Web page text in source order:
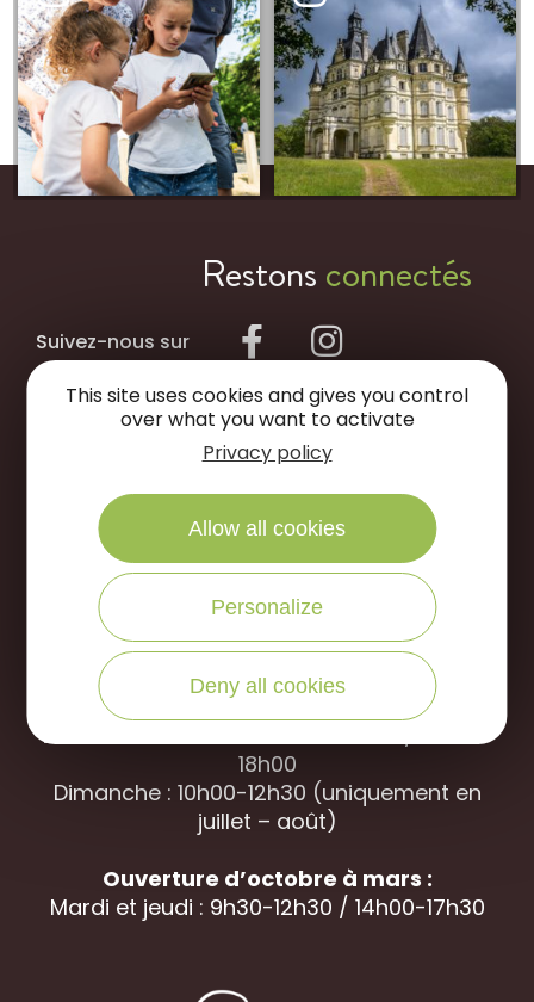
Restonsconnectés
Suivez-nous sur
NOUS ÉCRIRE
Office de Tourisme des Portes de Sologne
Rue des jardins, 45240 La
Ferté Saint-
Aubin
Ouverture d’avril à septembre
Du mardi au samedi : 9h30-12h30 / 14h00-
18h00
Dimanche : 10h00-12h30 (uniquement en
juillet – août)
Ouverture d’octobre à mars :
Mardi et jeudi : 9h30-12h30 / 14h00-17h30
This site uses cookies and gives you control
over what you want to activate
Privacy policy
Allow all cookies
Personalize
Deny all cookies